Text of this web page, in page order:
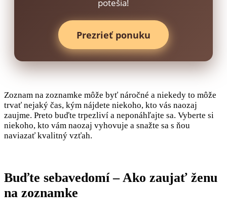
potešia!
Prezrieť ponuku
Zoznam na zoznamke môže byť náročné a niekedy to môže
trvať nejaký čas, kým nájdete niekoho, kto vás naozaj
zaujme. Preto buďte trpezliví a neponáhľajte sa. Vyberte si
niekoho, kto vám naozaj vyhovuje a snažte sa s ňou
naviazať kvalitný vzťah.
Buďte sebavedomí – Ako zaujať ženu
na zoznamke